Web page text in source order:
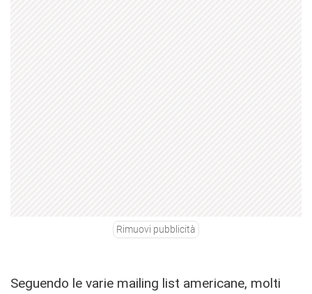
Rimuovi pubblicità
Seguendo le varie mailing list americane, molti